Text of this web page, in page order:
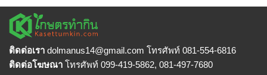
ติดต่อเรา dolmanus14@gmail.com โทรศัพท์ 081-554-6816
ติดต่อโฆษณา โทรศัพท์ 099-419-5862, 081-497-7680